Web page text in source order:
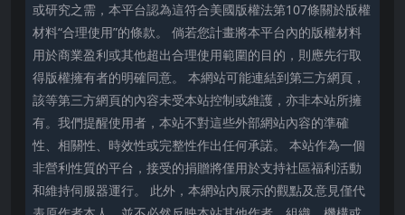
或研究之需，本平台認為這符合美國版權法第107條關於版權
材料“合理使用”的條款。 倘若您計畫將本平台內的版權材料
用於商業盈利或其他超出合理使用範圍的目的，則應先行取
得版權擁有者的明確同意。 本網站可能連結到第三方網頁，
該等第三方網頁的內容未受本站控制或維護，亦非本站所擁
有。我們提醒使用者，本站不對這些外部網站內容的準確
性、相關性、時效性或完整性作出任何承諾。 本站作為一個
非營利性質的平台，接受的捐贈將僅用於支持社區福利活動
和維持伺服器運行。 此外，本網站內展示的觀點及意見僅代